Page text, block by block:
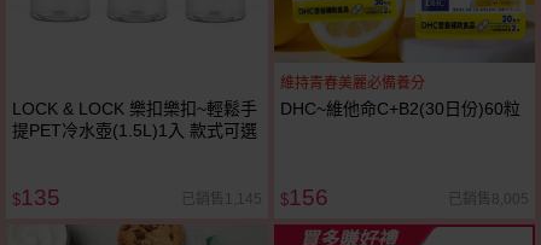
LOCK & LOCK 樂扣樂扣~輕鬆手
提PET冷水壺(1.5L)1入 款式可選
$135 已銷售1,145
維持青春美麗必備養分
DHC~維他命C+B2(30日份)60粒
$156 已銷售8,005
買多賺好禮